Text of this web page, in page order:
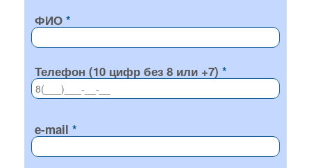
ФИО
Телефон (10 цифр без 8 или +7)
e-mail